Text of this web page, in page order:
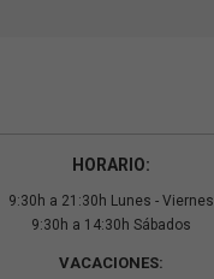
HORARIO:
9:30h a 21:30h Lunes - Viernes
9:30h a 14:30h Sábados
VACACIONES: